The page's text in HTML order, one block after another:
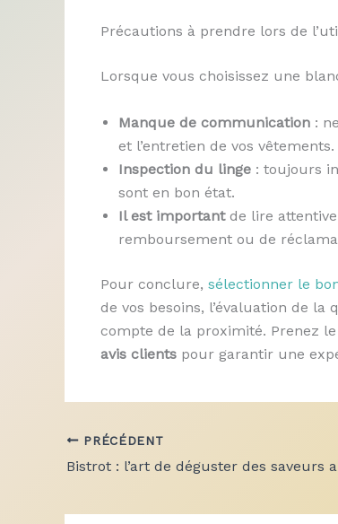
Précautions à prendre lors de
Lorsque vous choisissez une
Manque de communication :
et l’entretien de vos vêtements.
Inspection du linge : toujours
sont en bon état.
Il est importantde lire
remboursement ou de
Pour conclure, sélectionner le
de vos besoins, l’évaluation de
compte de la proximité. Prenez
avis clients pour garantir une
PRÉCÉDENT